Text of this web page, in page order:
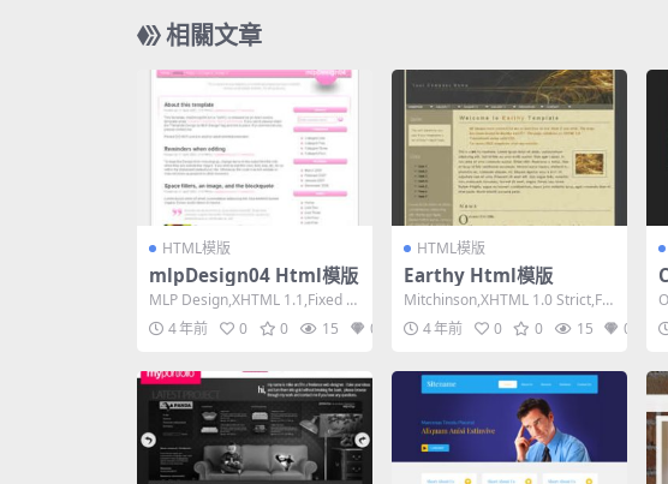
相關文章
HTML模版
mlpDesign04 Html模版
MLP Design,XHTML 1.1,Fixed W
idth, 2 Colu...
4 年前 0 0 15 0
HTML模版
Earthy Html模版
Mitchinson,XHTML 1.0 Strict,Fix
ed Width,...
4 年前 0 0 15 0